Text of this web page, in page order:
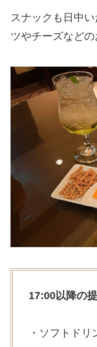
スナックも日中
ツやチーズなどの
17:00以降の
・ソフトド